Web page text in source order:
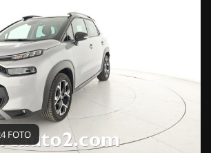
FOTO